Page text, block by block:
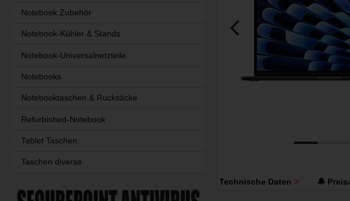
Technische Daten 🔔
Notebook Zubehör
Notebook-Kühler & Stands
Notebook-Universalnetzteile
Notebooks
Notebooktaschen & Rucksäcke
Refurbished-Notebook
Tablet Taschen
Taschen diverse